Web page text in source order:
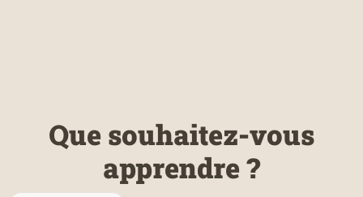
Que souhaitez-vous
apprendre ?